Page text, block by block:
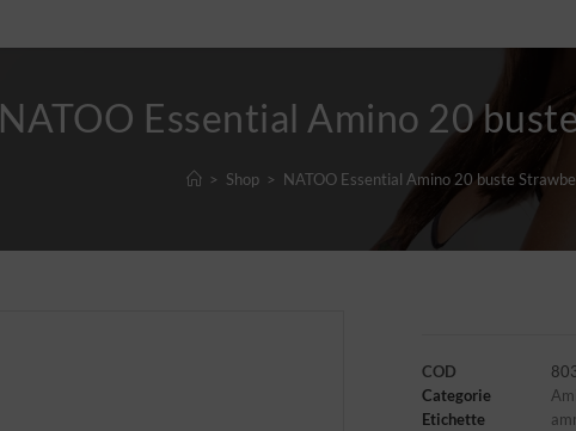
NATOO Essential Amino 20
> Shop > NATOO Essential Amino 20 buste
COD
Categorie
Etichette